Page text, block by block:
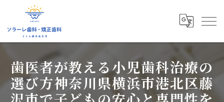
歯医者が教える小児歯科治療の
選び方神奈川県横浜市港北区藤